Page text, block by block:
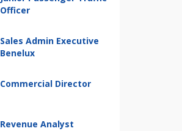
Officer
Sales Admin Executive
Benelux
Commercial Director
Revenue Analyst